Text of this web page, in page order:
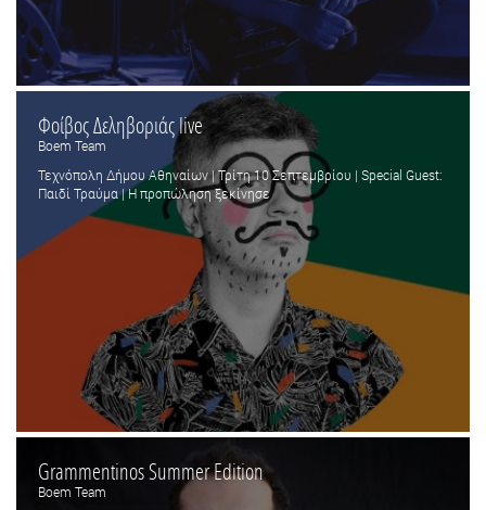
Φοίβος Δεληβοριάς live
Boem Team
Τεχνόπολη Δήμου Αθηναίων | Τρίτη 10 Σεπτεμβρίου | Special Guest:
Παιδί Τραύμα | Η προπώληση ξεκίνησε
Grammentinos Summer Edition
Boem Team